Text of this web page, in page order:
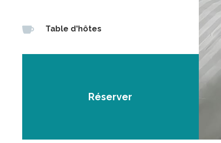
 Table d'hôtes
Réserver